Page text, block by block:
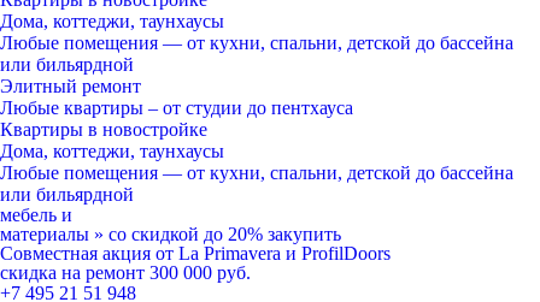
Дома, коттеджи, таунхаусы
Любые помещения — от кухни, спальни, детской до бассейна
или бильярдной
Элитный ремонт
Любые квартиры – от студии до пентхауса
Квартиры в новостройке
Дома, коттеджи, таунхаусы
Любые помещения — от кухни, спальни, детской до бассейна
или бильярдной
мебель и
материалы » со скидкой до 20% закупить
Совместная акция от La Primavera и ProfilDoors
скидка на ремонт 300 000 руб.
+7 495 21 51 948